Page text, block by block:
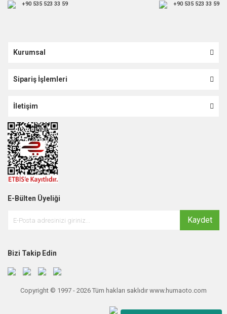
+90 535 523 33 59 +90 535 523 33 59
Kurumsal
Sipariş İşlemleri
İletişim
E-Bülten Üyeliği
Kaydet
Bizi Takip Edin
Copyright © 1997 - 2026 Tüm hakları saklıdır www.humaoto.com